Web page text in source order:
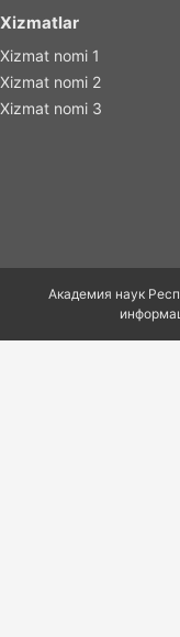
Xizmatlar
Xizmat nomi 1
Xizmat nomi 2
Xizmat nomi 3
Академия наук